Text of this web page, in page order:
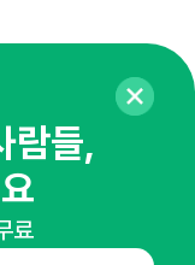
람들,
료